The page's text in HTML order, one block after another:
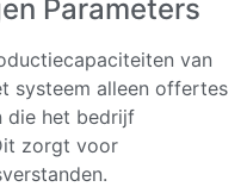
Parameters
van
systeem alleen offertes
die het bedrijf
zorgt voor